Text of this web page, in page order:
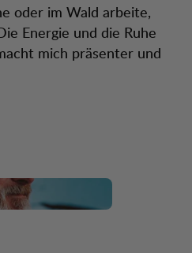
oder im Wald arbeite,
Energie und die Ruhe
mich präsenter und